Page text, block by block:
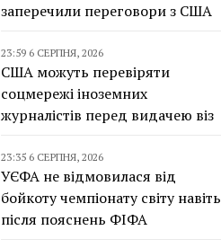
заперечили переговори з США
23:59 6 СЕРПНЯ, 2026
США можуть перевіряти
соцмережі іноземних
журналістів перед видачею віз
23:35 6 СЕРПНЯ, 2026
УЄФА не відмовилася від
бойкоту чемпіонату світу навіть
після пояснень ФІФА